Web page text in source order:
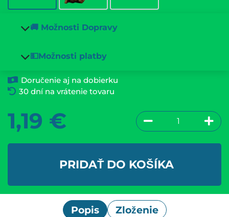
🚚 Možnosti Dopravy
💵Možnosti platby
Doručenie aj na dobierku
30 dní na vrátenie tovaru
1,19 €
PRIDAŤ DO KOŠÍKA
Popis Zloženie